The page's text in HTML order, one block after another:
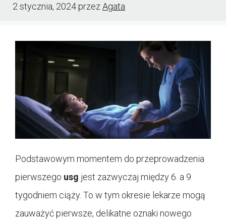
2 stycznia, 2024przez Agata
Podstawowym momentem do przeprowadzenia
pierwszego usg jest zazwyczaj między 6. a 9.
tygodniem ciąży. To w tym okresie lekarze mogą
zauważyć pierwsze, delikatne oznaki nowego